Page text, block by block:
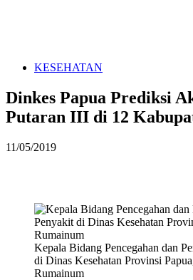
KESEHATAN
Dinkes Papua Prediksi
Putaran III di 12
11/05/2019
Kepala Bidang Pencegahan dan
di Dinas Kesehatan Provinsi
Rumainum